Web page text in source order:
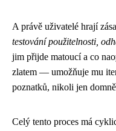
A právě uživatelé hrají
testování použitelnosti,
jim přijde matoucí a co
zlatem — umožňuje mu
poznatků, nikoli jen
Celý tento proces má